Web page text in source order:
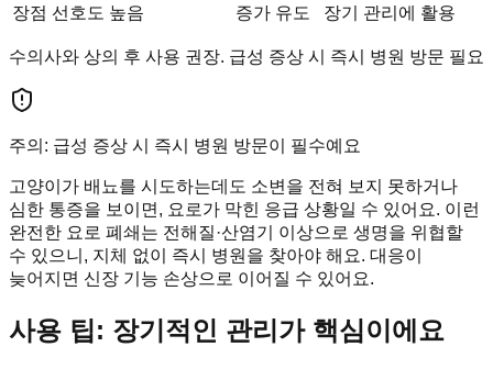
장점 선호도 높음
증가 유도
장기 관리에 활용
수의사와 상의 후 사용 권장. 급성 증상 시 즉시 병원 방문 필요
주의: 급성 증상 시 즉시 병원 방문이 필수예요
고양이가 배뇨를 시도하는데도 소변을 전혀 보지 못하거나
심한 통증을 보이면, 요로가 막힌 응급 상황일 수 있어요. 이런
완전한 요로 폐쇄는 전해질·산염기 이상으로 생명을 위협할
수 있으니, 지체 없이 즉시 병원을 찾아야 해요. 대응이
늦어지면 신장 기능 손상으로 이어질 수 있어요.
사용 팁: 장기적인 관리가 핵심이에요